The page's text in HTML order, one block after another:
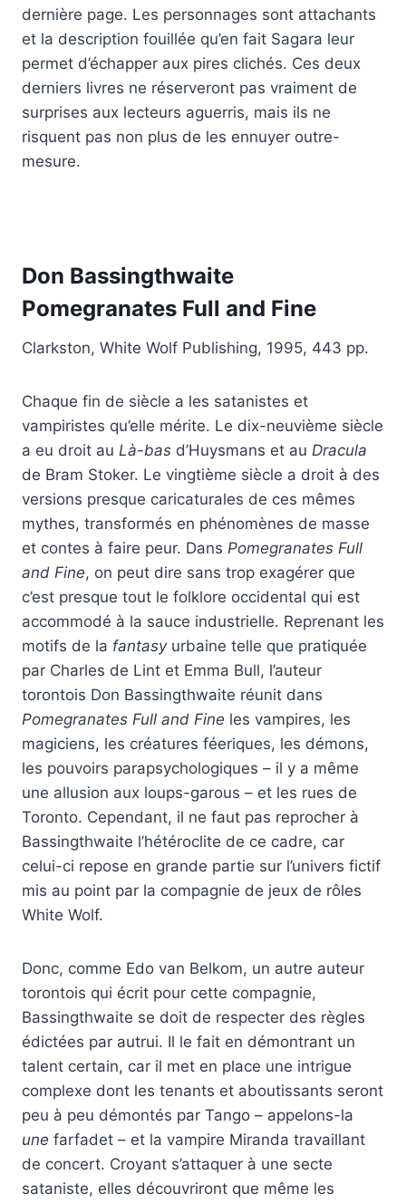
dernière page. Les personnages sont attachants
et la description fouillée qu’en fait Sagara leur
permet d’échapper aux pires clichés. Ces deux
derniers livres ne réserveront pas vraiment de
surprises aux lecteurs aguerris, mais ils ne
risquent pas non plus de les ennuyer outre-
mesure.
Don Bassingthwaite
Pomegranates Full and Fine
Clarkston, White Wolf Publishing, 1995, 443 pp.
Chaque fin de siècle a les satanistes et
vampiristes qu’elle mérite. Le dix-neuvième siècle
a eu droit au Là-bas d’Huysmans et au Dracula
de Bram Stoker. Le vingtième siècle a droit à des
versions presque caricaturales de ces mêmes
mythes, transformés en phénomènes de masse
et contes à faire peur. Dans Pomegranates Full
and Fine, on peut dire sans trop exagérer que
c’est presque tout le folklore occidental qui est
accommodé à la sauce industrielle. Reprenant les
motifs de la fantasyurbaine telle que pratiquée
par Charles de Lint et Emma Bull, l’auteur
torontois Don Bassingthwaite réunit dans
Pomegranates Full and Fine les vampires, les
magiciens, les créatures féeriques, les démons,
les pouvoirs parapsychologiques – il y a même
une allusion aux loups-garous – et les rues de
Toronto. Cependant, il ne faut pas reprocher à
Bassingthwaite l’hétéroclite de ce cadre, car
celui-ci repose en grande partie sur l’univers fictif
mis au point par la compagnie de jeux de rôles
White Wolf.
Donc, comme Edo van Belkom, un autre auteur
torontois qui écrit pour cette compagnie,
Bassingthwaite se doit de respecter des règles
édictées par autrui. Il le fait en démontrant un
talent certain, car il met en place une intrigue
complexe dont les tenants et aboutissants seront
peu à peu démontés par Tango – appelons-la
une farfadet – et la vampire Miranda travaillant
de concert. Croyant s’attaquer à une secte
sataniste, elles découvriront que même les